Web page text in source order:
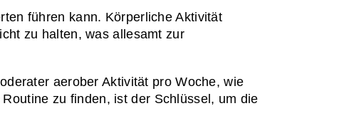
führen kann. Körperliche Aktivität
zu halten, was allesamt zur
aerober Aktivität pro Woche, wie
zu finden, ist der Schlüssel, um die